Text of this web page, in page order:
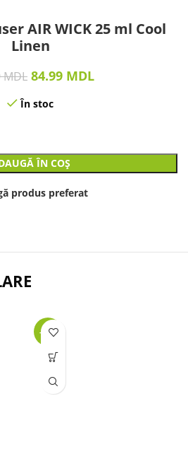
AIR WICK 25 ml Cool
Linen
MDL 84.99 MDL
În stoc
ÎN COȘ
produs preferat
-26%